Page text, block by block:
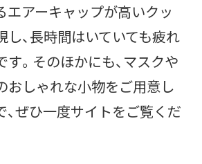
エアーキャップが高いクッ
し、長時間はいていても疲れ
。そのほかにも、マスクや
おしゃれな小物をご用意し
、ぜひ一度サイトをご覧くだ